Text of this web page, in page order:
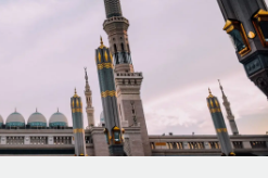
シームレスに統合する
本機能を内蔵
ソリューションでチームを拡大する
HR
プレート